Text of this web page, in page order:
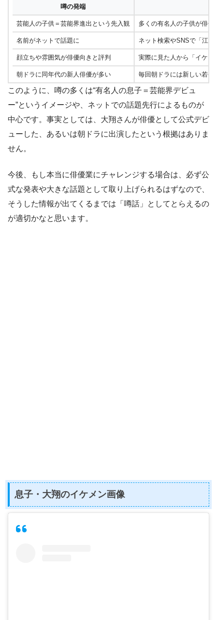
噂の発端
芸能人の子供＝芸能界進出という先入観 多くの有名人の子供が俳
名前がネットで話題に ネット検索やSNSで「江
顔立ちや雰囲気が俳優向きと評判 実際に見た人から「イケメ
朝ドラに同年代の新人俳優が多い 毎回朝ドラには新しい若手
このように、噂の多くは“有名人の息子＝芸能界デビュ
ー”というイメージや、ネットでの話題先行によるものが
中心です。事実としては、大翔さんが俳優として公式デビ
ューした、あるいは朝ドラに出演したという根拠はありま
せん。
今後、もし本当に俳優業にチャレンジする場合は、必ず公
式な発表や大きな話題として取り上げられるはずなので、
そうした情報が出てくるまでは「噂話」としてとらえるの
が適切かなと思います。
息子・大翔のイケメン画像